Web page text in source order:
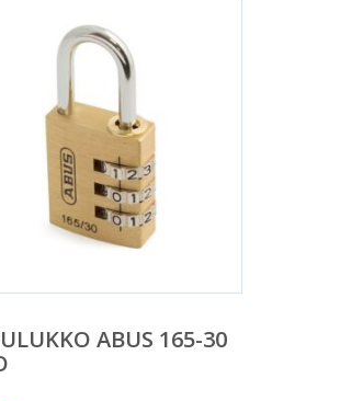
ABUS 165-30